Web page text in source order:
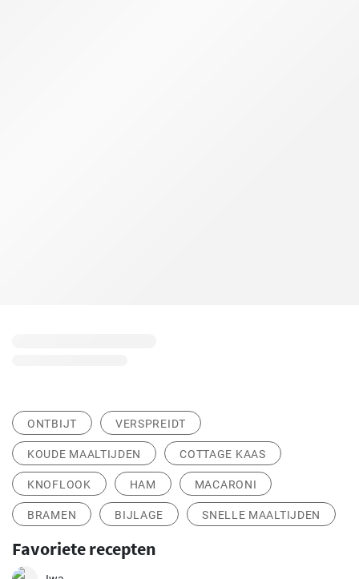
ONTBIJT VERSPREIDT
KOUDE MAALTIJDEN COTTAGE KAAS
KNOFLOOK HAM MACARONI
BRAMEN BIJLAGE SNELLE MAALTIJDEN
Favoriete recepten